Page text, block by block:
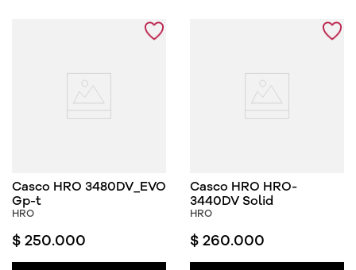
Casco HRO 3480DV_EVO
Gp-t
HRO
$ 250.000
Casco HRO HRO-
3440DV Solid
HRO
$ 260.000